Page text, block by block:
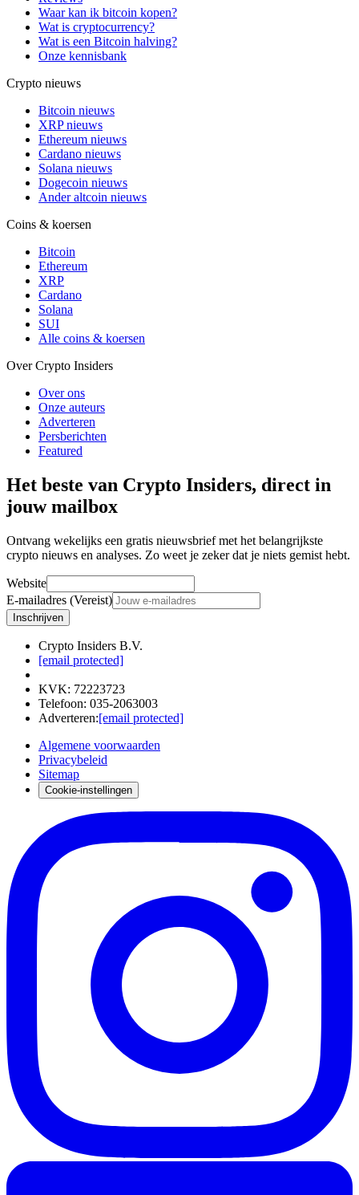
Waar kan ik bitcoin kopen?
Wat is cryptocurrency?
Wat is een Bitcoin halving?
Onze kennisbank
Crypto nieuws
Bitcoin nieuws
XRP nieuws
Ethereum nieuws
Cardano nieuws
Solana nieuws
Dogecoin nieuws
Ander altcoin nieuws
Coins & koersen
Bitcoin
Ethereum
XRP
Cardano
Solana
SUI
Alle coins & koersen
Over Crypto Insiders
Over ons
Onze auteurs
Adverteren
Persberichten
Featured
Het beste van Crypto Insiders, direct in
jouw mailbox
Ontvang wekelijks een gratis nieuwsbrief met het belangrijkste
crypto nieuws en analyses. Zo weet je zeker dat je niets gemist hebt.
Website
E-mailadres (Vereist)
Inschrijven
Crypto Insiders B.V.
[email protected]
KVK: 72223723
Telefoon: 035-2063003
Adverteren:[email protected]
Algemene voorwaarden
Privacybeleid
Sitemap
Cookie-instellingen